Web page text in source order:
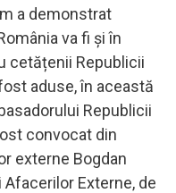
a demonstrat
va fi și în
cetățenii Republicii
aduse, în această
Republicii
convocat din
externe Bogdan
Externe, de